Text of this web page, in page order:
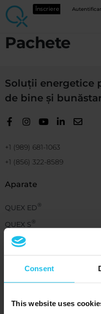
Consent
This website uses
Înscriere
Pachete
Soluții energetice
de bine și
+1 (989) 681-1063
+1 (856) 322-8589
Aparate
QUEX ED®
QUEX S®
SCIO
EDUCTOR
Resurse
Suport